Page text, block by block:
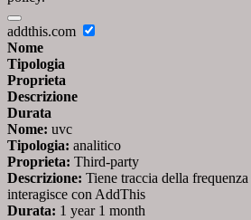
addthis.com
Nome
Tipologia
Proprieta
Descrizione
Durata
Nome: uvc
Tipologia: analitico
Proprieta: Third-party
Descrizione: Tiene traccia della
interagisce con AddThis
Durata: 1 year 1 month